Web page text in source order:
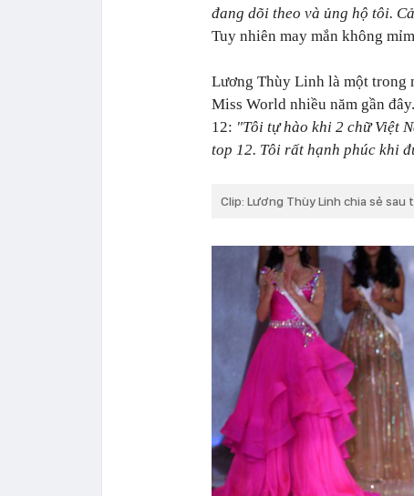
đang dõi theo và ủng hộ tôi.
Tuy nhiên may mắn không
Lương Thùy Linh là một trong
Miss World nhiều năm gần
12: "Tôi tự hào khi 2 chữ Việt
top 12. Tôi rất hạnh phúc khi
Clip: Lương Thùy Linh chia sẻ sau